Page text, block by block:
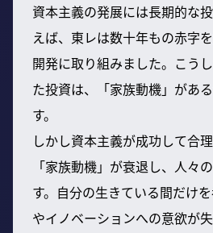
資本主義の発展には長期的な
えば、東レは数十年もの赤字
開発に取り組みました。こう
た投資は、「家族動機」があ
す。
しかし資本主義が成功して合理
「家族動機」が衰退し、人々
す。自分の生きている間だけ
やイノベーションへの意欲が失